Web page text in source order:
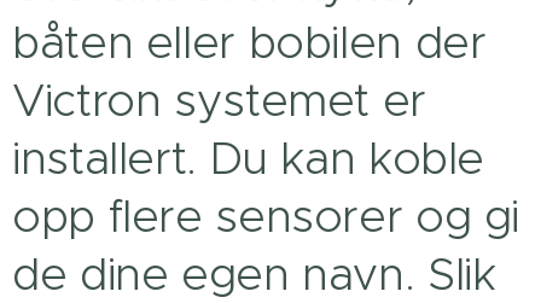
båten eller bobilen der
Victron systemet er
installert. Du kan koble
opp flere sensorer og gi
de dine egen navn. Slik